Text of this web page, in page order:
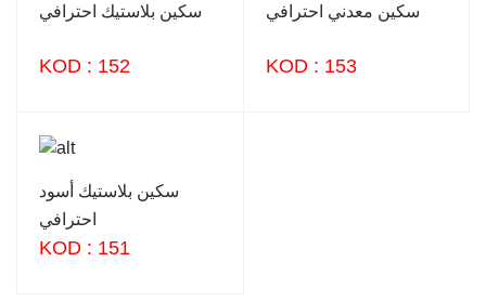
سكين بلاستيك احترافي
KOD : 152
سكين معدني احترافي
KOD : 153
سكين بلاستيك أسود
احترافي
KOD : 151